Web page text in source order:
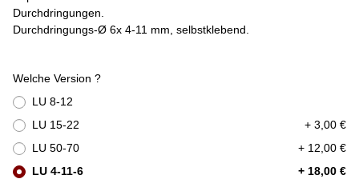
Durchdringungen.
Durchdringungs-Ø 6x 4-11 mm, selbstklebend.
Welche Version ?
LU 8-12
LU 15-22
+ 3,00 €
LU 50-70
+ 12,00 €
LU 4-11-6
+ 18,00 €